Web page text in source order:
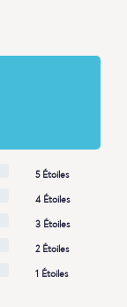
5 Étoiles
4 Étoiles
3 Étoiles
2 Étoiles
1 Étoiles